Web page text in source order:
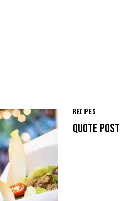
RECIPES
QUOTE POST